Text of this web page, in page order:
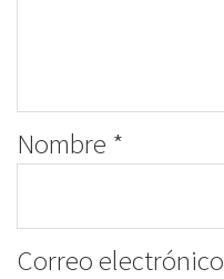
Nombre *
Correo electrónico